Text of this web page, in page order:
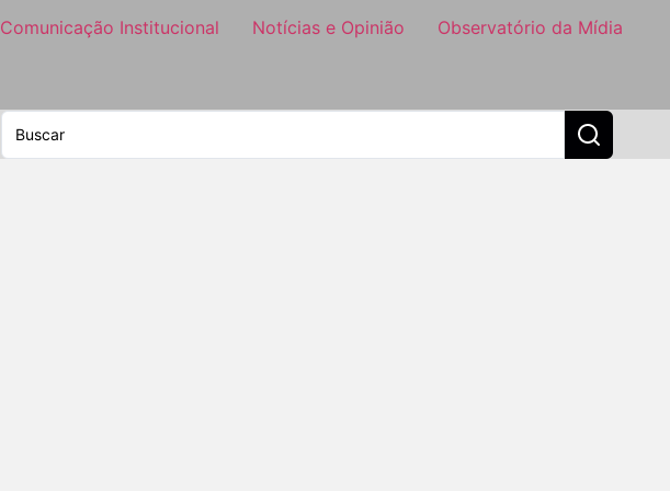
Comunicação Institucional Notícias e Opinião Observatório da Mídia